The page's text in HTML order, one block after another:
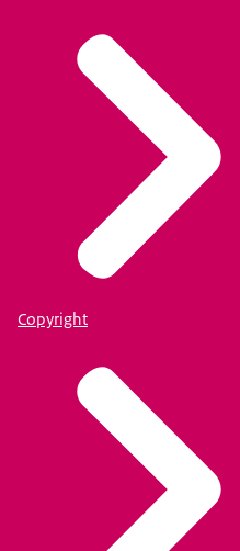
Copyright